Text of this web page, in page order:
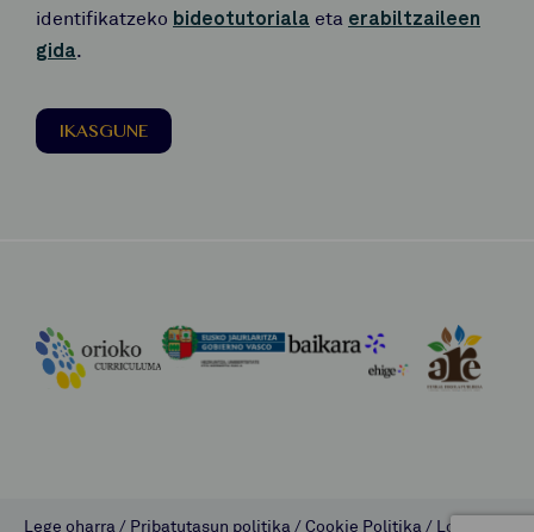
identifikatzeko bideotutoriala eta erabiltzaileen
gida.
IKASGUNE
Lege oharra/ Pribatutasun politika/Cookie Politika/ Lombok